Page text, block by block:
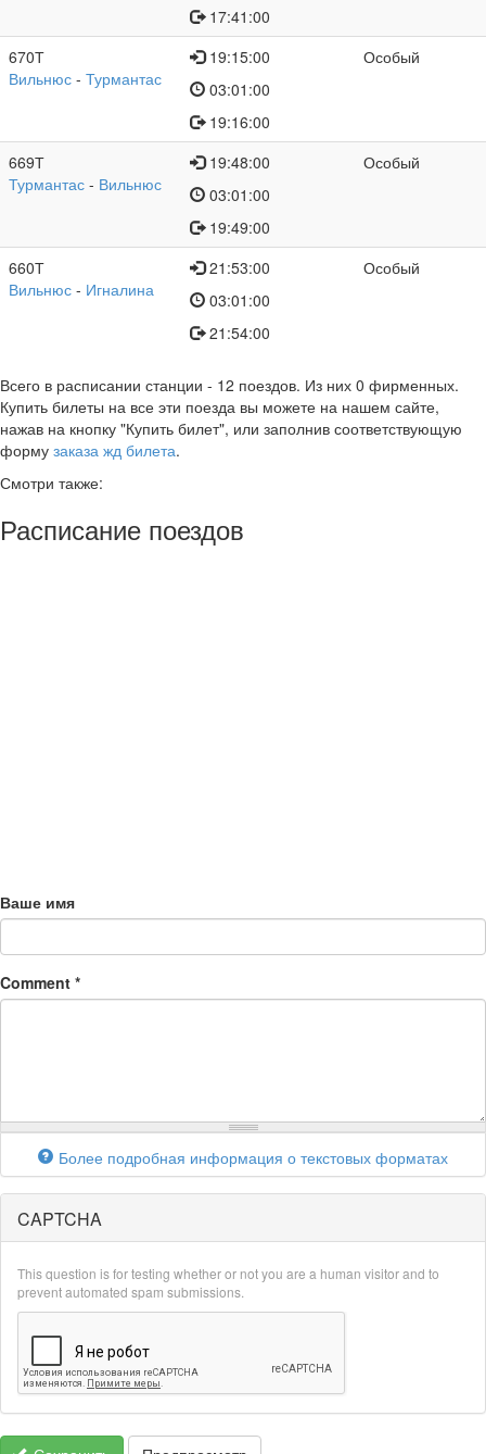
17:41:00
670Т
Вильнюс - Турмантас
19:15:00
03:01:00
19:16:00
Особый
669Т
Турмантас - Вильнюс
19:48:00
03:01:00
19:49:00
Особый
660Т
Вильнюс - Игналина
21:53:00
03:01:00
21:54:00
Особый
Всего в расписании станции - 12 поездов. Из них 0 фирменных.
Купить билеты на все эти поезда вы можете на нашем сайте,
нажав на кнопку "Купить билет", или заполнив соответствующую
форму заказа жд билета.
Смотри также:
Расписание поездов
Ваше имя
Comment *
Более подробная информация о текстовых форматах
CAPTCHA
This question is for testing whether or not you are a human visitor and to
prevent automated spam submissions.